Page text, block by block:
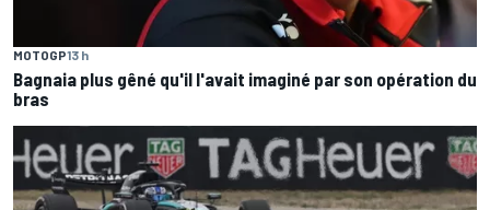
MOTOGP13 h
Bagnaia plus gêné qu'il l'avait imaginé par son opération du
bras